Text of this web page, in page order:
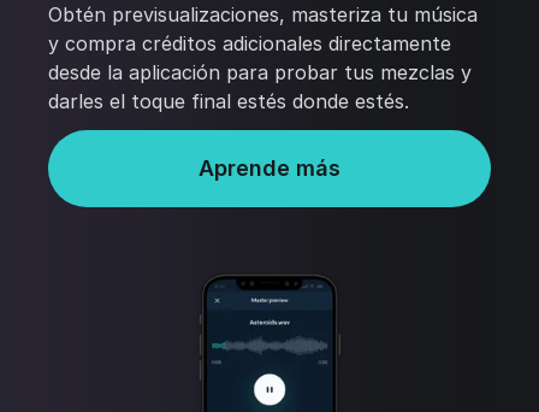
Obtén previsualizaciones, masteriza tu música
y compra créditos adicionales directamente
desde la aplicación para probar tus mezclas y
darles el toque final estés donde estés.
Aprende más